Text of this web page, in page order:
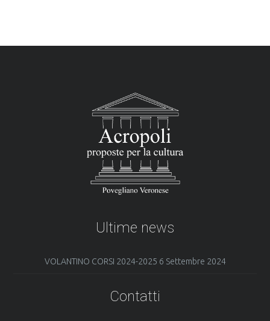
Ultime news
VOLANTINO CORSI 2024-2025 6 Settembre 2024
Contatti